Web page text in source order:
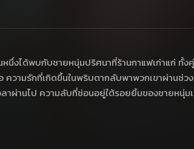
งได้พบกับชายหนุ่มปริศนาที่ร้านกาแฟเก่าแก่ ทั้ง
อ ความรักที่เกิดขึ้นในพริบตากลับพาพวกเขาผ่านช่
ลาผ่านไป ความลับที่ซ่อนอยู่ใต้รอยยิ้มของชายหนุ่ม